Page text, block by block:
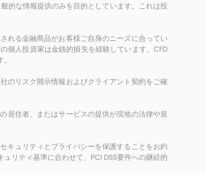
的な情報提供のみを目的としています。これは投
れる金融商品がお客様ご自身のニーズに合ってい
個人投資家は金銭的損失を経験しています。CFD
のリスク開示情報およびクライアント契約をご確
居住者、またはサービスの提供が現地の法律や規
ュリティとプライバシーを保護することをお約
リティ基準に合わせて、PCI DSS要件への継続的